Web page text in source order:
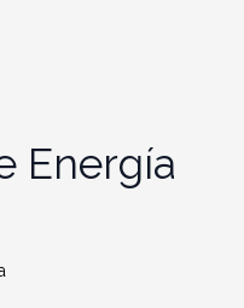
Energía